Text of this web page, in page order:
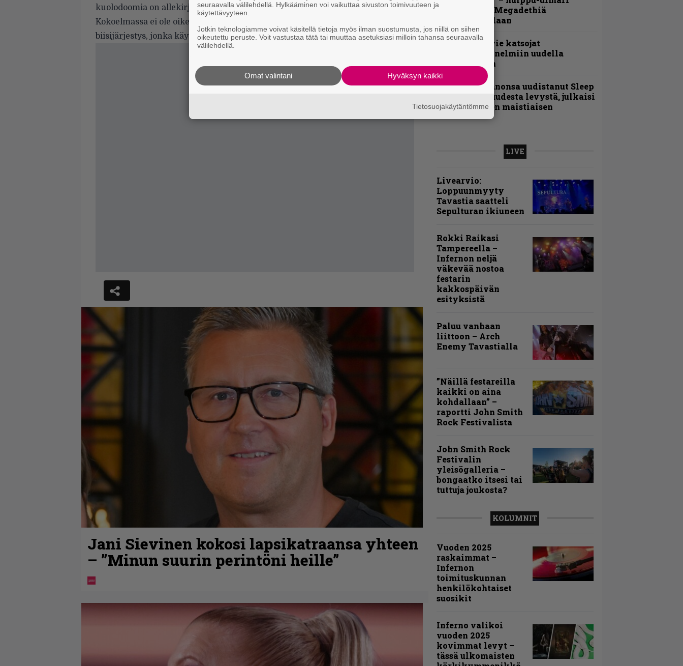
kuolodoomia on allekirjoittaneen korvissa yhä parasta, mitä rahalla saa.
Kokoelmassa ei ole oikein muuta vikaa kuin käänteisesti kronologinen
biisijärjestys, jonka käyttöä en ole ikinä ymmärtänyt.
Jani Sievinen kokosi lapsikatraansa yhteen
– ”Minun suurin perintöni heille”
jamittelee Megadethiä
palkinnollaan
Anthrax vie katsojat
keikkatunnelmiin uudella
videollaan
Kokoonpanonsa uudistanut Sleep
tiedottaa uudesta levystä, julkaisi
myös uuden maistiaisen
LIVE
Livearvio:
Loppuunmyyty
Tavastia saatteli
Sepulturan ikiuneen
Rokki Raikasi
Tampereella –
Infernon neljä
väkevää nostoa
festarin
kakkospäivän
esityksistä
Paluu vanhaan
liittoon – Arch
Enemy Tavastialla
”Näillä festareilla
kaikki on aina
kohdallaan” –
raportti John Smith
Rock Festivalista
John Smith Rock
Festivalin
yleisögalleria –
bongaatko itsesi tai
tuttuja joukosta?
KOLUMNIT
Vuoden 2025
raskaimmat –
Infernon
toimituskunnan
henkilökohtaiset
suosikit
Inferno valikoi
vuoden 2025
kovimmat levyt –
tässä ulkomaisten
seuraavalla välilehdellä. Hylkääminen voi vaikuttaa sivuston toimivuuteen ja
käytettävyyteen.
Jotkin teknologiamme voivat käsitellä tietoja myös ilman suostumusta, jos niillä on siihen
oikeutettu peruste. Voit vastustaa tätä tai muuttaa asetuksiasi milloin tahansa seuraavalla
välilehdellä.
Hyväksyn kaikki
Omat valintani
Tietosuojakäytäntömme